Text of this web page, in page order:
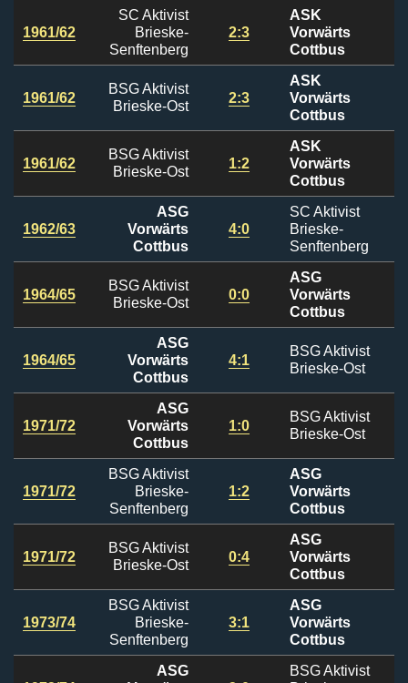
1961/62
SC Aktivist
Brieske-
Senftenberg
2:3
ASK
Vorwärts
Cottbus
1961/62
BSG Aktivist
Brieske-Ost
2:3
ASK
Vorwärts
Cottbus
1961/62
BSG Aktivist
Brieske-Ost
1:2
ASK
Vorwärts
Cottbus
1962/63
ASG
Vorwärts
Cottbus
4:0
SC Aktivist
Brieske-
Senftenberg
1964/65
BSG Aktivist
Brieske-Ost
0:0
ASG
Vorwärts
Cottbus
1964/65
ASG
Vorwärts
Cottbus
4:1
BSG Aktivist
Brieske-Ost
1971/72
ASG
Vorwärts
Cottbus
1:0
BSG Aktivist
Brieske-Ost
1971/72
BSG Aktivist
Brieske-
Senftenberg
1:2
ASG
Vorwärts
Cottbus
1971/72
BSG Aktivist
Brieske-Ost
0:4
ASG
Vorwärts
Cottbus
1973/74
BSG Aktivist
Brieske-
Senftenberg
3:1
ASG
Vorwärts
Cottbus
ASG
BSG Aktivist